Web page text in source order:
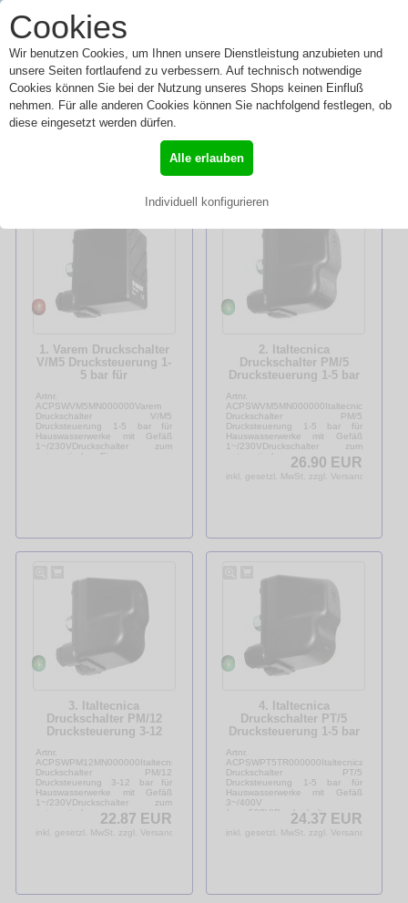
Cookies
Wir benutzen Cookies, um Ihnen unsere Dienstleistung anzubieten und
unsere Seiten fortlaufend zu verbessern. Auf technisch notwendige
Cookies können Sie bei der Nutzung unseres Shops keinen Einfluß
nehmen. Für alle anderen Cookies können Sie nachfolgend festlegen, ob
diese eingesetzt werden dürfen.
Alle erlauben
Individuell konfigurieren
Toggle
Menü
Steuerungen
1. Varem Druckschalter
V/M5 Drucksteuerung 1-
5 bar für
Gefäß 1~/230V
Artnr.
ACPSWVM5MN000000Varem
Druckschalter V/M5
Drucksteuerung 1-5 bar für
Hauswasserwerke mit Gefäß
1~/230VDruckschalter zum
automatischen Ein-...
2. Italtecnica
Druckschalter PM/5
Drucksteuerung 1-5 bar
mit Gefäß 1~/230V
Artnr.
ACPSWVM5MN000000Italtecnica
Druckschalter PM/5
Drucksteuerung 1-5 bar für
Hauswasserwerke mit Gefäß
1~/230VDruckschalter zum
automatischen...26.90 EUR
inkl. gesetzl. MwSt. zzgl. Versandkosten
3. Italtecnica
Druckschalter PM/12
Drucksteuerung 3-12
Hauswasserwerke mit
Gefäß 1~/230V
Artnr.
ACPSWPM12MN000000Italtecnica
Druckschalter PM/12
Drucksteuerung 3-12 bar für
Hauswasserwerke mit Gefäß
1~/230VDruckschalter zum
automatischen...22.87 EUR
inkl. gesetzl. MwSt. zzgl. Versandkosten
4. Italtecnica
Druckschalter PT/5
Drucksteuerung 1-5 bar
mit Gefäß 3~/400V
Artnr.
ACPSWPT5TR000000Italtecnica
Druckschalter PT/5
Drucksteuerung 1-5 bar für
Hauswasserwerke mit Gefäß
3~/400V
(max.500V)Druckschalter zum...
24.37 EUR
inkl. gesetzl. MwSt. zzgl. Versandkosten